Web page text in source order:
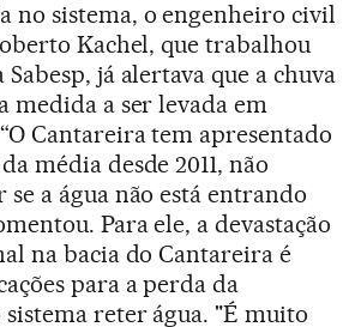
no sistema, o engenheiro civil
Kachel, que trabalhou
já alertava que a chuva
medida a ser levada em
Cantareira tem apresentado
média desde 2011, não
a água não está entrando
Para ele, a devastação
na bacia do Cantareira é
para a perda da
reter água. "É muito